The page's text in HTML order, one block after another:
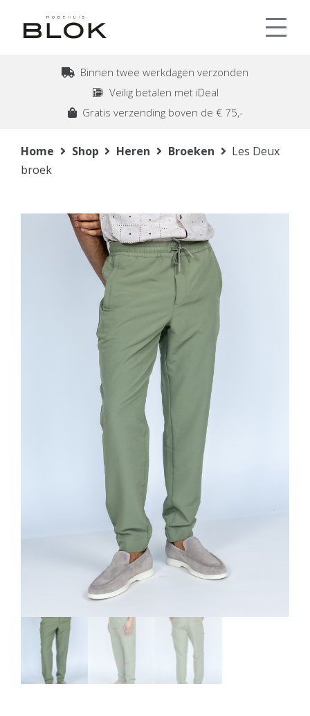
Binnen twee werkdagen verzonden
Veilig betalen met iDeal
Gratis verzending boven de € 75,-
Home Shop Heren Broeken
Les Deux
broek